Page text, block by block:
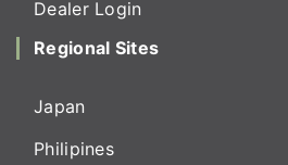
Dealer Login
Regional Sites
Japan
Philipines